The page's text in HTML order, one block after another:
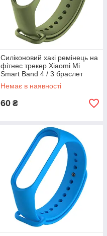
Силіконовий хакі ремінець на
фітнес трекер Xiaomi Mi
Smart Band 4 / 3 браслет
аксесуар заміна
Немає в наявності
60 ₴